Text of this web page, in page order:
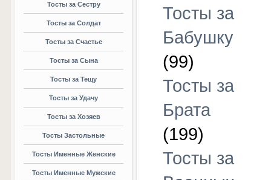
Тосты за Сестру
Тосты за Солдат
Тосты за Счастье
Тосты за Сына
Тосты за Тещу
Тосты за Удачу
Тосты за Хозяев
Тосты Застольные
Тосты Именные Женские
Тосты Именные Мужские
Тосты за
Бабушку
(99)
Тосты за
Брата
(199)
Тосты за